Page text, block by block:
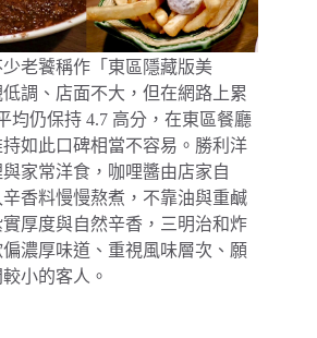
老饕稱作「東區隱藏版美
調、店面不大，但在網路上累
均仍保持 4.7 高分，在東區餐廳
如此口碑相當不容易。勝利洋
家常洋食，咖哩醬由店家自
香料慢慢熬煮，不靠油與重鹹
厚度與自然辛香，三明治和炸
濃厚味道、重視風味層次、願
小的客人。